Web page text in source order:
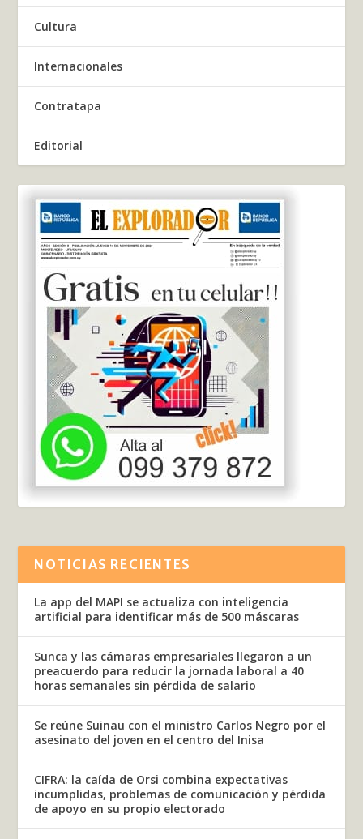
Cultura
Internacionales
Contratapa
Editorial
NOTICIAS RECIENTES
La app del MAPI se actualiza con inteligencia
artificial para identificar más de 500 máscaras
Sunca y las cámaras empresariales llegaron a un
preacuerdo para reducir la jornada laboral a 40
horas semanales sin pérdida de salario
Se reúne Suinau con el ministro Carlos Negro por el
asesinato del joven en el centro del Inisa
CIFRA: la caída de Orsi combina expectativas
incumplidas, problemas de comunicación y pérdida
de apoyo en su propio electorado